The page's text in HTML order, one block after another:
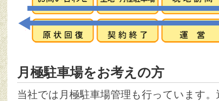
月極駐車場をお考えの方
当社では月極駐車場管理も行っています